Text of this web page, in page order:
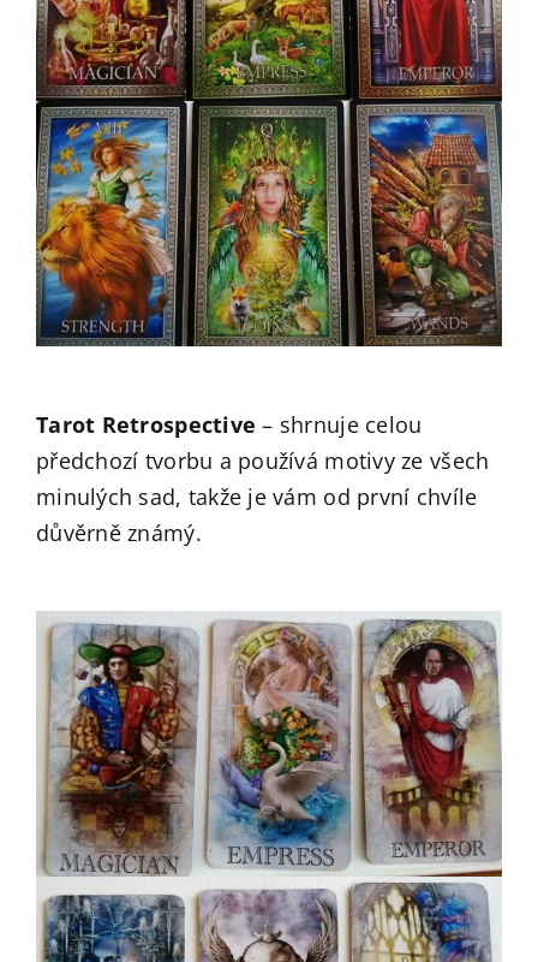
Tarot Retrospective – shrnuje celou
předchozí tvorbu a používá motivy ze všech
minulých sad, takže je vám od první chvíle
důvěrně známý.